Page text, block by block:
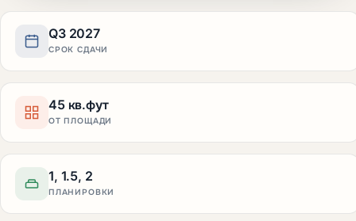
Q3 2027
СРОК СДАЧИ
45 кв.фут
ОТ ПЛОЩАДИ
1, 1.5, 2
ПЛАНИРОВКИ